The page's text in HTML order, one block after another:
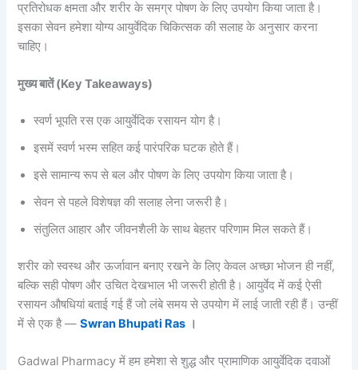
प्रतिरोधक क्षमता और शरीर के समग्र पोषण के लिए उपयोग किया जाता है।
इसका सेवन हमेशा योग्य आयुर्वेदिक चिकित्सक की सलाह के अनुसार करना
चाहिए।
मुख्य बातें (Key Takeaways)
स्वर्ण भूपति रस एक आयुर्वेदिक रसायन योग है।
इसमें स्वर्ण भस्म सहित कई पारंपरिक घटक होते हैं।
इसे सामान्य रूप से बल और पोषण के लिए उपयोग किया जाता है।
सेवन से पहले विशेषज्ञ की सलाह लेना जरूरी है।
संतुलित आहार और जीवनशैली के साथ बेहतर परिणाम मिल सकते हैं।
शरीर को स्वस्थ और ऊर्जावान बनाए रखने के लिए केवल अच्छा भोजन ही नहीं,
बल्कि सही पोषण और उचित देखभाल भी जरूरी होती है। आयुर्वेद में कई ऐसी
रसायन औषधियां बताई गई हैं जो लंबे समय से उपयोग में लाई जाती रही हैं। उन्हीं
में से एक है —Swran Bhupati Ras ।
Gadwal Pharmacy में हम हमेशा से शुद्ध और प्रामाणिक आयुर्वेदिक दवाओं